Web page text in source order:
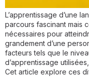
L’apprentissage d’une
parcours fascinant mais
nécessaires pour
grandement d’une
facteurs tels que le
d’apprentissage
Cet article explore ces